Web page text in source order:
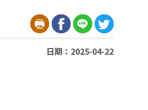
日期：2025-04-22